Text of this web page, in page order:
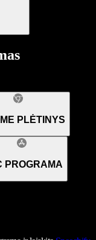
PLĖTINYS
PROGRAMA